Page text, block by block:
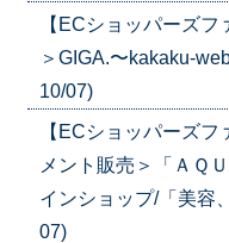
【ECショッパーズ
＞GIGA.〜kakaku-
10/07)
【ECショッパーズ
メント販売＞「ＡＱ
インショップ/「美容
07)